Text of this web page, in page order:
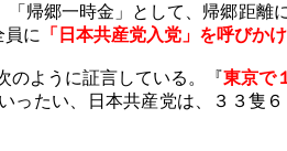
「帰郷一時金」として、帰郷距離
員に 「日本共産党入党」を呼びかけ
のように証言している。『東京で
ったい、日本共産党は、３３隻６